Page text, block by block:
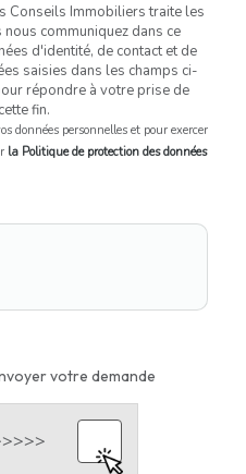
Conseils Immobiliers traite les
communiquez dans ce
d'identité, de contact et de
saisies dans les champs ci-
répondre à votre prise de
fin.
données personnelles et pour exercer
la Politique de protection des données
votre demande